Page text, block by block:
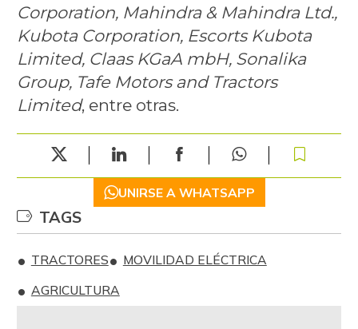
Corporation, Mahindra & Mahindra Ltd.,
Kubota Corporation, Escorts Kubota
Limited, Claas KGaA mbH, Sonalika
Group, Tafe Motors and Tractors
Limited, entre otras.
UNIRSE A WHATSAPP
TAGS
TRACTORES
MOVILIDAD ELÉCTRICA
AGRICULTURA